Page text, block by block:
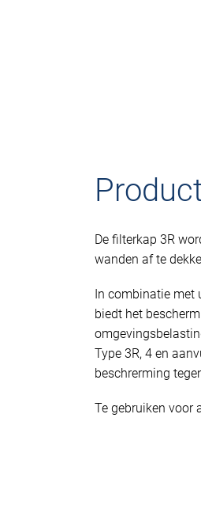
De filterkap 3R
wanden af te
In combinatie met
biedt het
Type 3R, 4 en
beschrerming
Te gebruiken voor